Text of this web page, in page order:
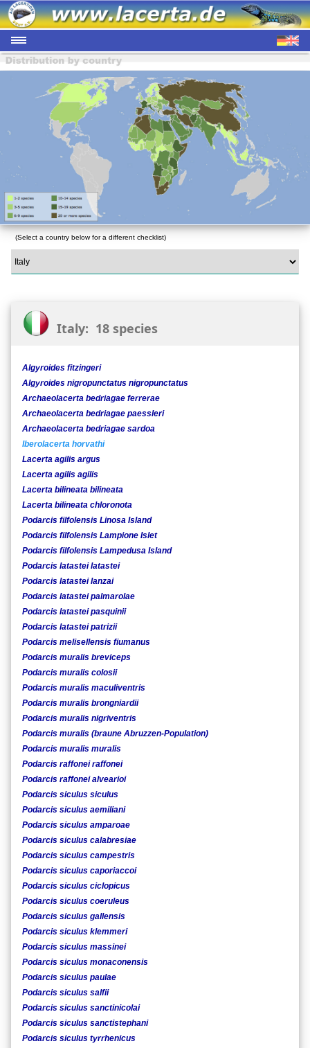
(Select a country below for a different checklist)
Italy: 18 species
Algyroides fitzingeri
Algyroides nigropunctatus nigropunctatus
Archaeolacerta bedriagae ferrerae
Archaeolacerta bedriagae paessleri
Archaeolacerta bedriagae sardoa
Iberolacerta horvathi
Lacerta agilis argus
Lacerta agilis agilis
Lacerta bilineata bilineata
Lacerta bilineata chloronota
Podarcis filfolensis Linosa Island
Podarcis filfolensis Lampione Islet
Podarcis filfolensis Lampedusa Island
Podarcis latastei latastei
Podarcis latastei lanzai
Podarcis latastei palmarolae
Podarcis latastei pasquinii
Podarcis latastei patrizii
Podarcis melisellensis fiumanus
Podarcis muralis breviceps
Podarcis muralis colosii
Podarcis muralis maculiventris
Podarcis muralis brongniardii
Podarcis muralis nigriventris
Podarcis muralis (braune Abruzzen-Population)
Podarcis muralis muralis
Podarcis raffonei raffonei
Podarcis raffonei alvearioi
Podarcis siculus siculus
Podarcis siculus aemiliani
Podarcis siculus amparoae
Podarcis siculus calabresiae
Podarcis siculus campestris
Podarcis siculus caporiaccoi
Podarcis siculus ciclopicus
Podarcis siculus coeruleus
Podarcis siculus gallensis
Podarcis siculus klemmeri
Podarcis siculus massinei
Podarcis siculus monaconensis
Podarcis siculus paulae
Podarcis siculus salfii
Podarcis siculus sanctinicolai
Podarcis siculus sanctistephani
Podarcis siculus tyrrhenicus